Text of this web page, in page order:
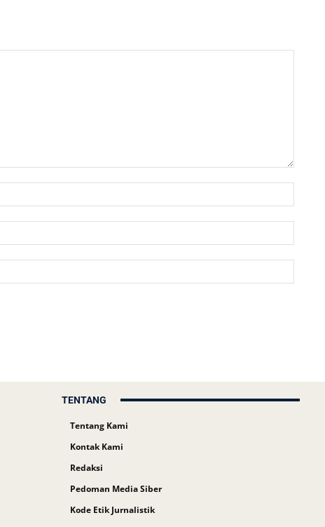
TENTANG
Tentang Kami
Kontak Kami
Redaksi
Pedoman Media Siber
Kode Etik Jurnalistik